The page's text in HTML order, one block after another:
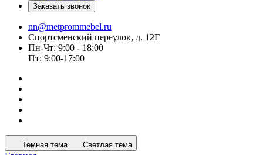
Заказать звонок
nn@metprommebel.ru
Спортсменский переулок, д. 12Г
Пн-Чт: 9:00 - 18:00
Пт: 9:00-17:00
Темная тема Светлая тема